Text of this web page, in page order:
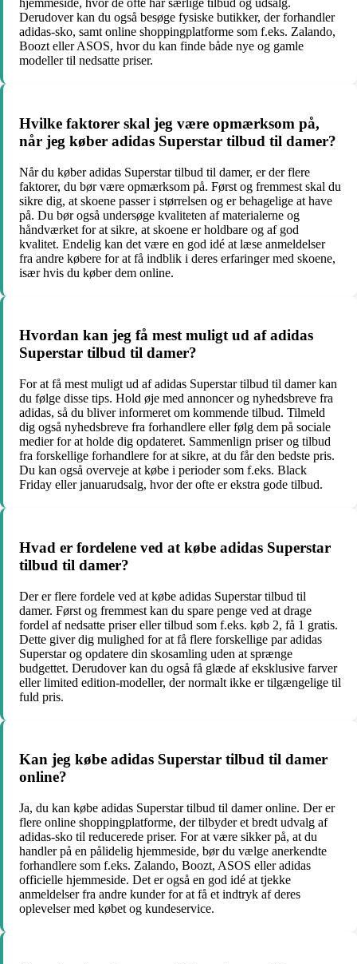
hjemmeside, hvor de ofte har særlige tilbud og udsalg.
Derudover kan du også besøge fysiske butikker, der forhandler
adidas-sko, samt online shoppingplatforme som f.eks. Zalando,
Boozt eller ASOS, hvor du kan finde både nye og gamle
modeller til nedsatte priser.
Hvilke faktorer skal jeg være opmærksom på,
når jeg køber adidas Superstar tilbud til damer?
Når du køber adidas Superstar tilbud til damer, er der flere
faktorer, du bør være opmærksom på. Først og fremmest skal du
sikre dig, at skoene passer i størrelsen og er behagelige at have
på. Du bør også undersøge kvaliteten af materialerne og
håndværket for at sikre, at skoene er holdbare og af god
kvalitet. Endelig kan det være en god idé at læse anmeldelser
fra andre købere for at få indblik i deres erfaringer med skoene,
især hvis du køber dem online.
Hvordan kan jeg få mest muligt ud af adidas
Superstar tilbud til damer?
For at få mest muligt ud af adidas Superstar tilbud til damer kan
du følge disse tips. Hold øje med annoncer og nyhedsbreve fra
adidas, så du bliver informeret om kommende tilbud. Tilmeld
dig også nyhedsbreve fra forhandlere eller følg dem på sociale
medier for at holde dig opdateret. Sammenlign priser og tilbud
fra forskellige forhandlere for at sikre, at du får den bedste pris.
Du kan også overveje at købe i perioder som f.eks. Black
Friday eller januarudsalg, hvor der ofte er ekstra gode tilbud.
Hvad er fordelene ved at købe adidas Superstar
tilbud til damer?
Der er flere fordele ved at købe adidas Superstar tilbud til
damer. Først og fremmest kan du spare penge ved at drage
fordel af nedsatte priser eller tilbud som f.eks. køb 2, få 1 gratis.
Dette giver dig mulighed for at få flere forskellige par adidas
Superstar og opdatere din skosamling uden at sprænge
budgettet. Derudover kan du også få glæde af eksklusive farver
eller limited edition-modeller, der normalt ikke er tilgængelige til
fuld pris.
Kan jeg købe adidas Superstar tilbud til damer
online?
Ja, du kan købe adidas Superstar tilbud til damer online. Der er
flere online shoppingplatforme, der tilbyder et bredt udvalg af
adidas-sko til reducerede priser. For at være sikker på, at du
handler på en pålidelig hjemmeside, bør du vælge anerkendte
forhandlere som f.eks. Zalando, Boozt, ASOS eller adidas
officielle hjemmeside. Det er også en god idé at tjekke
anmeldelser fra andre kunder for at få et indtryk af deres
oplevelser med købet og kundeservice.